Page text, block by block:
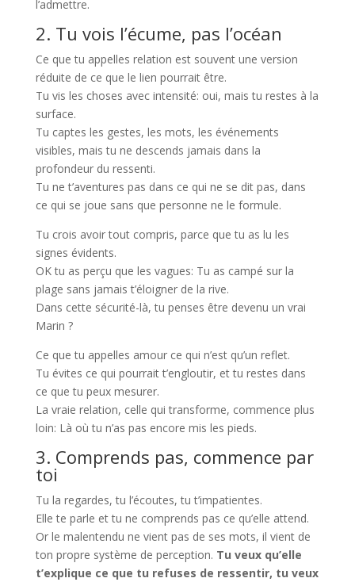
l’admettre.
2. Tu vois l’écume, pas l’océan
Ce que tu appelles relation est souvent une version
réduite de ce que le lien pourrait être.
Tu vis les choses avec intensité: oui, mais tu restes à la
surface.
Tu captes les gestes, les mots, les événements
visibles, mais tu ne descends jamais dans la
profondeur du ressenti.
Tu ne t’aventures pas dans ce qui ne se dit pas, dans
ce qui se joue sans que personne ne le formule.
Tu crois avoir tout compris, parce que tu as lu les
signes évidents.
OK tu as perçu que les vagues: Tu as campé sur la
plage sans jamais t’éloigner de la rive.
Dans cette sécurité-là, tu penses être devenu un vrai
Marin ?
Ce que tu appelles amour ce qui n’est qu’un reflet.
Tu évites ce qui pourrait t’engloutir, et tu restes dans
ce que tu peux mesurer.
La vraie relation, celle qui transforme, commence plus
loin: Là où tu n’as pas encore mis les pieds.
3. Comprends pas, commence par
toi
Tu la regardes, tu l’écoutes, tu t’impatientes.
Elle te parle et tu ne comprends pas ce qu’elle attend.
Or le malentendu ne vient pas de ses mots, il vient de
ton propre système de perception. Tu veux qu’elle
t’explique ce que tu refuses de ressentir, tu veux